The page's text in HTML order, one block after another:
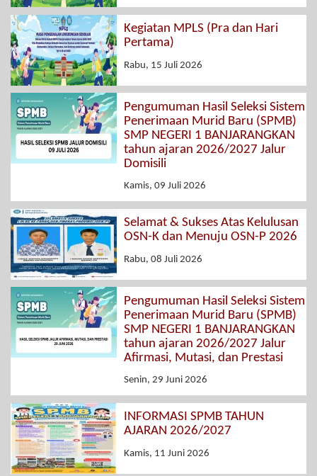
Kegiatan MPLS (Pra dan Hari
Pertama)
Rabu, 15 Juli 2026
Pengumuman Hasil Seleksi Sistem
Penerimaan Murid Baru (SPMB)
SMP NEGERI 1 BANJARANGKAN
tahun ajaran 2026/2027 Jalur
Domisili
Kamis, 09 Juli 2026
Selamat & Sukses Atas Kelulusan
OSN-K dan Menuju OSN-P 2026
Rabu, 08 Juli 2026
Pengumuman Hasil Seleksi Sistem
Penerimaan Murid Baru (SPMB)
SMP NEGERI 1 BANJARANGKAN
tahun ajaran 2026/2027 Jalur
Afirmasi, Mutasi, dan Prestasi
Senin, 29 Juni 2026
INFORMASI SPMB TAHUN
AJARAN 2026/2027
Kamis, 11 Juni 2026